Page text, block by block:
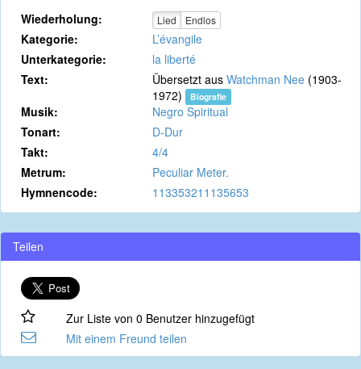
Wiederholung: Lied Endlos
Kategorie:
L’évangile
Unterkategorie:
la liberté
Text:
Übersetzt aus Watchman Nee (1903-
1972)
Biografie
Musik:
Negro Spiritual
Tonart:
D-Dur
Takt:
4/4
Metrum:
Peculiar Meter.
Hymnencode:
113353211135653
Teilen
Zur Liste von 0 Benutzer hinzugefügt
Mit einem Freund teilen